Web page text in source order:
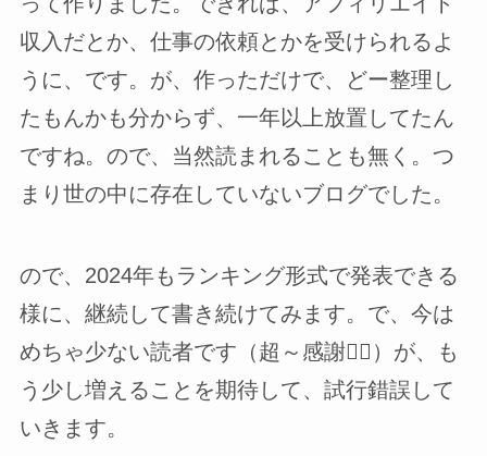
収入だとか、仕事の依頼とかを受けられるよ
うに、です。が、作っただけで、どー整理し
たもんかも分からず、一年以上放置してたん
ですね。ので、当然読まれることも無く。つ
まり世の中に存在していないブログでした。
ので、2024年もランキング形式で発表できる
様に、継続して書き続けてみます。で、今は
めちゃ少ない読者です（超～感謝🙇‍♀）が、も
う少し増えることを期待して、試行錯誤して
いきます。